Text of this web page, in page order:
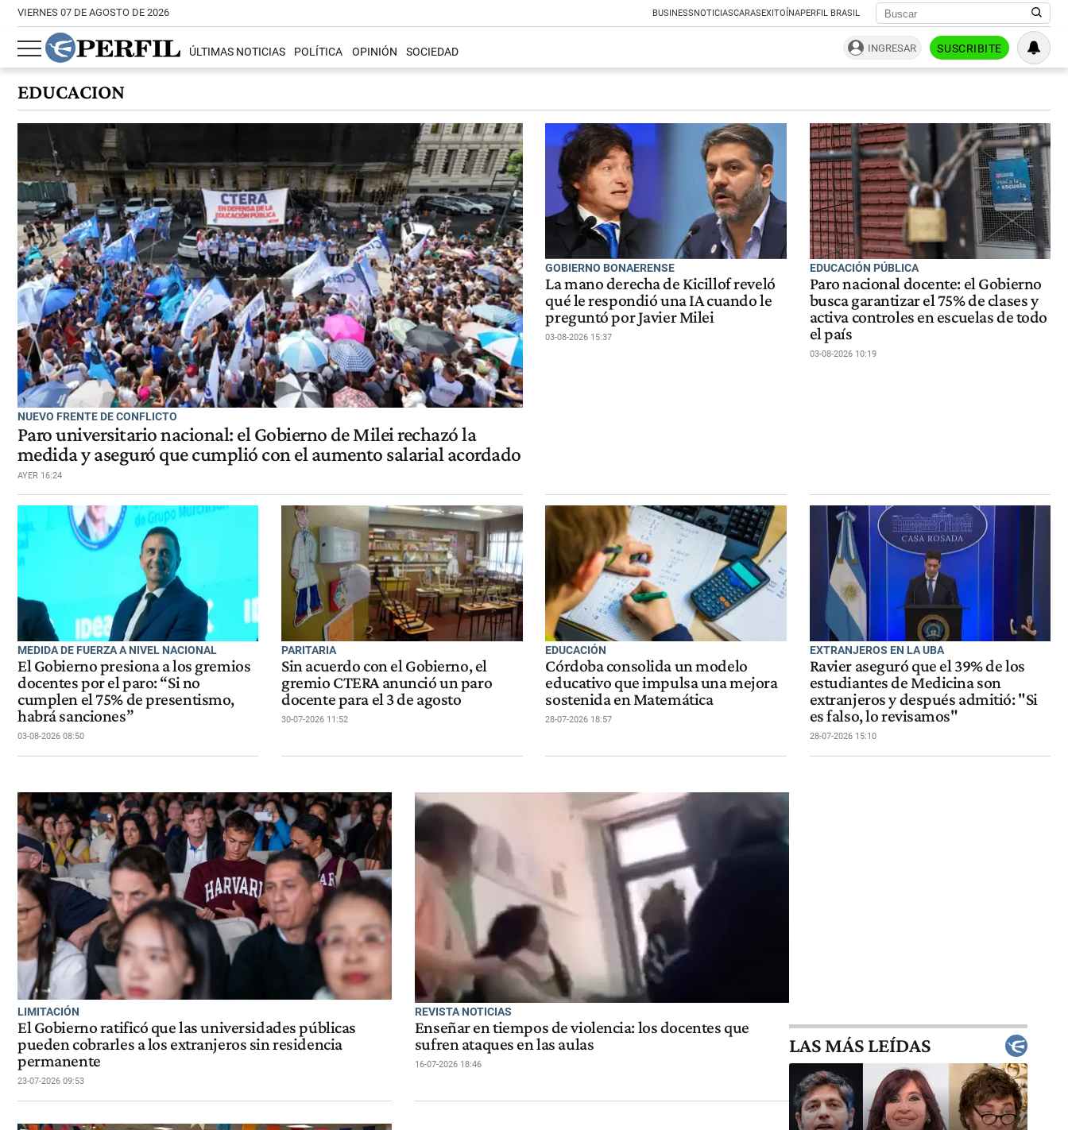
VIERNES 07 DE AGOSTO DE 2026 BUSINESSNOTICIASCARASEXITOÍNAPERFIL BRASIL
ÚLTIMAS NOTICIAS POLÍTICA OPINIÓN SOCIEDAD INGRESAR SUSCRIBITE
EDUCACION
NUEVO FRENTE DE CONFLICTO
Paro universitario nacional: el Gobierno de Milei rechazó la
medida y aseguró que cumplió con el aumento salarial acordado
AYER 16:24
GOBIERNO BONAERENSE
La mano derecha de Kicillof reveló
qué le respondió una IA cuando le
preguntó por Javier Milei
03-08-2026 15:37
EDUCACIÓN PÚBLICA
Paro nacional docente: el Gobierno
busca garantizar el 75% de clases y
activa controles en escuelas de todo
el país
03-08-2026 10:19
MEDIDA DE FUERZA A NIVEL NACIONAL
El Gobierno presiona a los gremios
docentes por el paro: “Si no
cumplen el 75% de presentismo,
habrá sanciones”
03-08-2026 08:50
PARITARIA
Sin acuerdo con el Gobierno, el
gremio CTERA anunció un paro
docente para el 3 de agosto
30-07-2026 11:52
EDUCACIÓN
Córdoba consolida un modelo
educativo que impulsa una mejora
sostenida en Matemática
28-07-2026 18:57
EXTRANJEROS EN LA UBA
Ravier aseguró que el 39% de los
estudiantes de Medicina son
extranjeros y después admitió: "Si
es falso, lo revisamos"
28-07-2026 15:10
LIMITACIÓN
El Gobierno ratificó que las universidades públicas
pueden cobrarles a los extranjeros sin residencia
permanente
23-07-2026 09:53
REVISTA NOTICIAS
Enseñar en tiempos de violencia: los docentes que
sufren ataques en las aulas
16-07-2026 18:46
LAS MÁS LEÍDAS